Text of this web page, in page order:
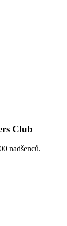
Club
nadšenců.